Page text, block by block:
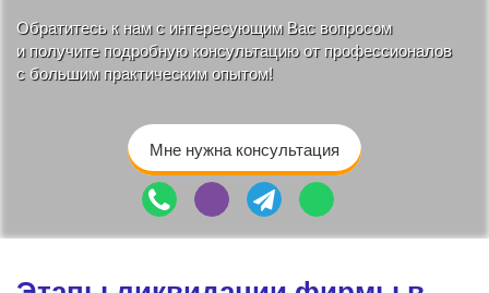
Обратитесь к нам с интересующим Вас вопросом
и получите подробную консультацию от профессионалов
с большим практическим опытом!
Мне нужна консультация